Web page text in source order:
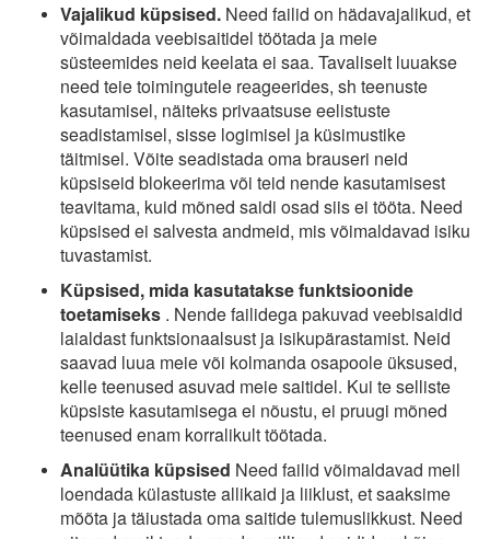
Vajalikud küpsised. Need failid on hädavajalikud, et
võimaldada veebisaitidel töötada ja meie
süsteemides neid keelata ei saa. Tavaliselt luuakse
need teie toimingutele reageerides, sh teenuste
kasutamisel, näiteks privaatsuse eelistuste
seadistamisel, sisse logimisel ja küsimustike
täitmisel. Võite seadistada oma brauseri neid
küpsiseid blokeerima või teid nende kasutamisest
teavitama, kuid mõned saidi osad siis ei tööta. Need
küpsised ei salvesta andmeid, mis võimaldavad isiku
tuvastamist.
Küpsised, mida kasutatakse funktsioonide
toetamiseks . Nende failidega pakuvad veebisaidid
laialdast funktsionaalsust ja isikupärastamist. Neid
saavad luua meie või kolmanda osapoole üksused,
kelle teenused asuvad meie saitidel. Kui te selliste
küpsiste kasutamisega ei nõustu, ei pruugi mõned
teenused enam korralikult töötada.
Analüütika küpsised Need failid võimaldavad meil
loendada külastuste allikaid ja liiklust, et saaksime
mõõta ja täiustada oma saitide tulemuslikkust. Need